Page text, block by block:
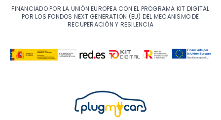
FINANCIADO POR LA UNIÓN EUROPEA CON EL PROGRAMA KIT DIGITAL
POR LOS FONDOS NEXT GENERATION (EU) DEL MECANISMO DE
RECUPERACIÓN Y RESILENCIA